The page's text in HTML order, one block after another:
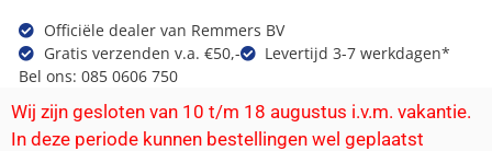
Officiële dealer van Remmers BV
Gratis verzenden v.a. €50,-
Levertijd 3-7 werkdagen*
Bel ons: 085 0606 750
Wij zijn gesloten van 10 t/m 18 augustus i.v.m. vakantie.
In deze periode kunnen bestellingen wel geplaatst